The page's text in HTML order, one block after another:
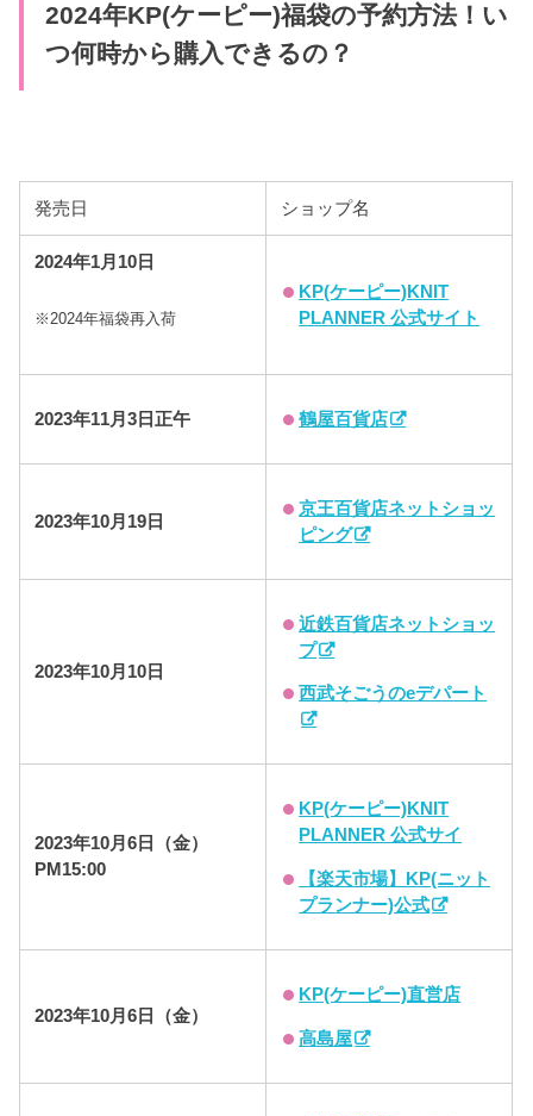
2024年KP(ケーピー)福袋の予約方法！い
つ何時から購入できるの？
発売日 ショップ名
2024年1月10日
※2024年福袋再入荷
KP(ケーピー)KNIT
PLANNER 公式サイト
2023年11月3日正午 鶴屋百貨店
2023年10月19日
京王百貨店ネットショッ
ピング
2023年10月10日
近鉄百貨店ネットショッ
プ
西武そごうのeデパート
2023年10月6日（金）
PM15:00
KP(ケーピー)KNIT
PLANNER 公式サイ
【楽天市場】KP(ニット
プランナー)公式
2023年10月6日（金）
KP(ケーピー)直営店
高島屋